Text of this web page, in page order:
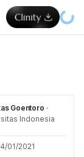
Goentoro ·
Indonesia
01/2021